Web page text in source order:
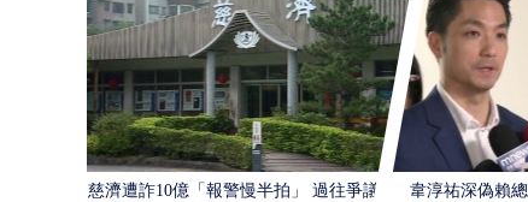
慈濟遭詐10億「報警慢半拍」 過往爭議遭
韋淳祐深偽賴